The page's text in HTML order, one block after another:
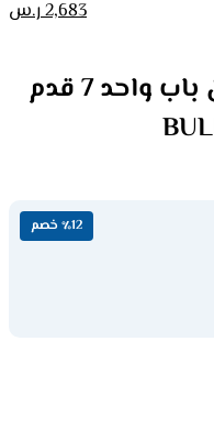
2,683ر.س
فريزر عمودي بولم بلت ان باب واحد 7 قدم
٪12 خصم